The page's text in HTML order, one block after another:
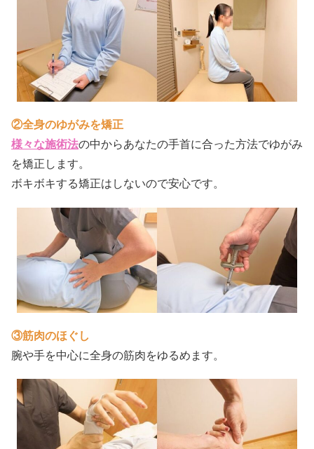
②全身のゆがみを矯正
様々な施術法の中からあなたの手首に合った方法でゆがみ
を矯正します。
ボキボキする矯正はしないので安心です。
③筋肉のほぐし
腕や手を中心に全身の筋肉をゆるめます。